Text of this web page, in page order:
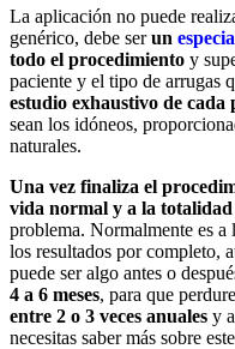
La aplicación no puede
genérico, debe serun
todo el procedimiento y
paciente y el tipo de arrugas
estudio exhaustivo de cada
sean los idóneos,
naturales.
Una vez finaliza el
vida normal y a la totalidad
problema. Normalmente es a
los resultados por completo,
puede ser algo antes o
4 a 6 meses, para que
entre 2 o 3 veces anuales y
necesitas saber más sobre